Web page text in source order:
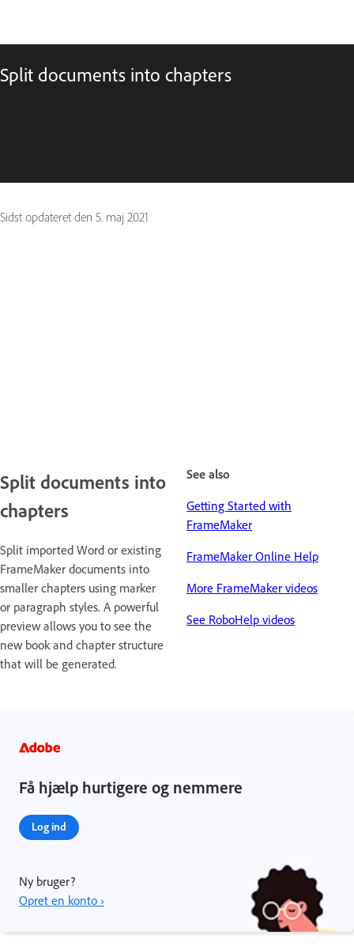
Split documents into chapters
Sidst opdateret den 5. maj 2021
Split documents into
chapters
Split imported Word or existing
FrameMaker documents into
smaller chapters using marker
or paragraph styles. A powerful
preview allows you to see the
new book and chapter structure
that will be generated.
See also
Getting Started with
FrameMaker
FrameMaker Online Help
More FrameMaker videos
See RoboHelp videos
Få hjælp hurtigere og nemmere
Log ind
Ny bruger?
Opret en konto ›